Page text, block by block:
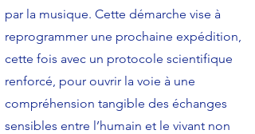
par la musique. Cette démarche vise à
reprogrammer une prochaine expédition,
cette fois avec un protocole scientifique
renforcé, pour ouvrir la voie à une
compréhension tangible des échanges
sensibles entre l’humain et le vivant non